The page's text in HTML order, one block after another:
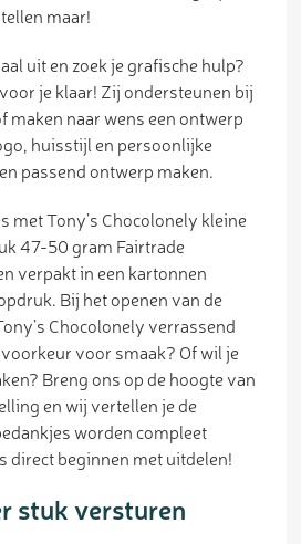
maar!
uit en zoek je grafische hulp?
je klaar! Zij ondersteunen bij
maken naar wens een ontwerp
huisstijl en persoonlijke
passend ontwerp maken.
met Tony’s Chocolonely kleine
47-50 gram Fairtrade
verpakt in een kartonnen
Bij het openen van de
Chocolonely verrassend
voor smaak? Of wil je
Breng ons op de hoogte van
en wij vertellen je de
worden compleet
direct beginnen met uitdelen!
stuk versturen